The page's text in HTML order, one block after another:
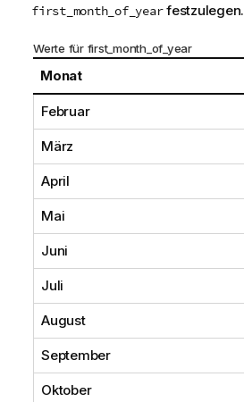
first_month_of_yearfestzulegen.
Werte für first_month_of_year
Monat
Februar
März
April
Mai
Juni
Juli
August
September
Oktober